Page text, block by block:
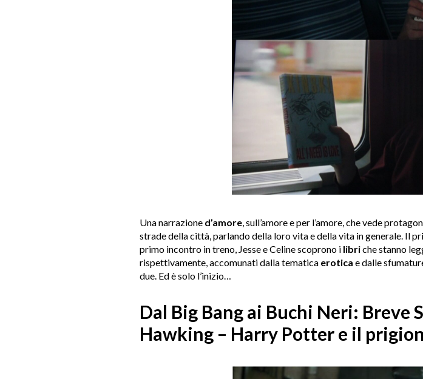
Una narrazione d’amore, sull’amore e per l’amore, che vede
strade della città, parlando della loro vita e della vita in generale. Il
primo incontro in treno, Jesse e Celine scoprono i libriche stanno
rispettivamente, accomunati dalla tematica erotica e dalle
due. Ed è solo l’inizio…
Dal Big Bang ai Buchi Neri: Breve
Hawking – Harry Potter e il